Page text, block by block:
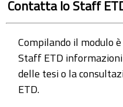
Contatta lo Staff
Compilando il modulo
Staff ETD
delle tesi o la
ETD.